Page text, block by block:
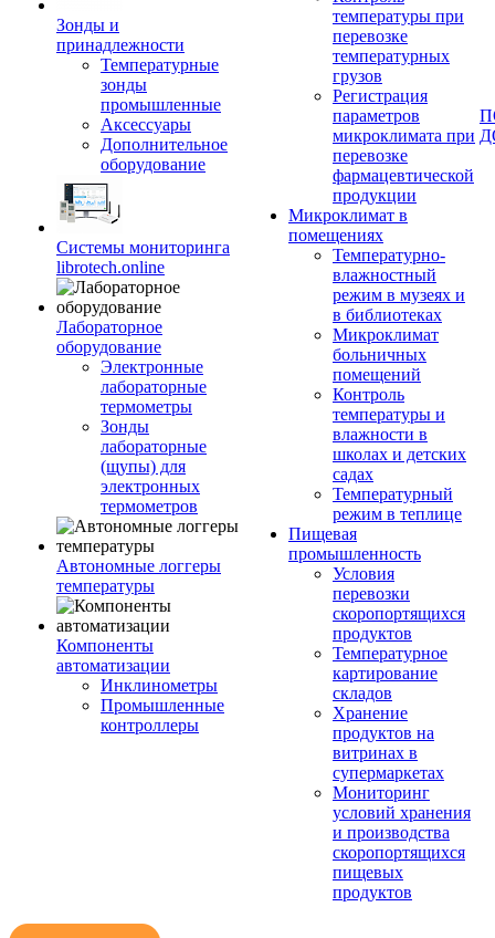
Зонды и
принадлежности
Температурные
зонды
промышленные
Аксессуары
Дополнительное
оборудование
Системы мониторинга
librotech.online
Лабораторное
оборудование
Электронные
лабораторные
термометры
Зонды
лабораторные
(щупы) для
электронных
термометров
Автономные логгеры
температуры
Компоненты
автоматизации
Инклинометры
Промышленные
контроллеры
температуры при
перевозке
температурных
грузов
Регистрация
параметров
микроклимата при
перевозке
фармацевтической
продукции
Микроклимат в
помещениях
Температурно-
влажностный
режим в музеях и
в библиотеках
Микроклимат
больничных
помещений
Контроль
температуры и
влажности в
школах и детских
садах
Температурный
режим в теплице
Пищевая
промышленность
Условия
перевозки
скоропортящихся
продуктов
Температурное
картирование
складов
Хранение
продуктов на
витринах в
супермаркетах
Мониторинг
условий хранения
и производства
скоропортящихся
пищевых
продуктов